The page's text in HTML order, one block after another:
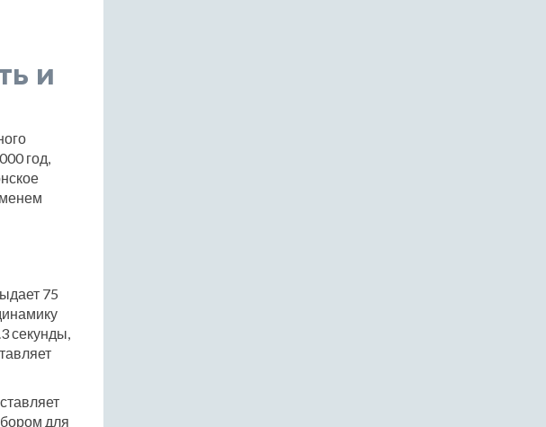
и
год,
75
секунды,
для